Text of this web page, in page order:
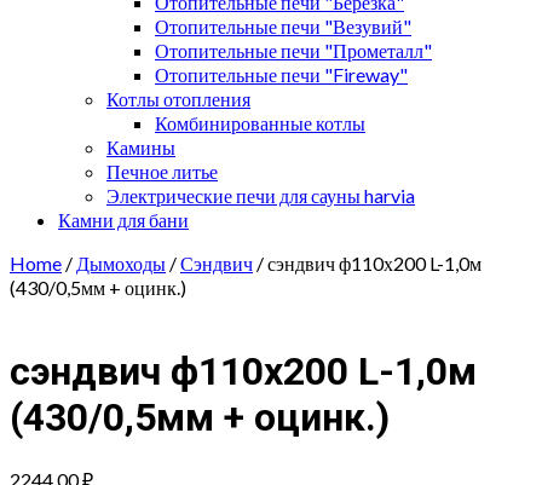
Отопительные печи "Везувий"
Отопительные печи "Прометалл"
Отопительные печи "Fireway"
Котлы отопления
Комбинированные котлы
Камины
Печное литье
Электрические печи для сауны harvia
Камни для бани
Home / Дымоходы /Сэндвич / сэндвич ф110х200 L-1,0м
(430/0,5мм + оцинк.)
сэндвич ф110х200 L-1,0м
(430/0,5мм + оцинк.)
2244,00₽